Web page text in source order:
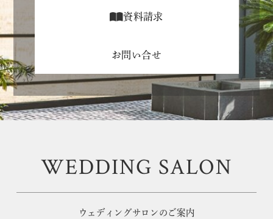
資料請求
お問い合せ
WEDDING SALON
ウェディングサロンのご案内